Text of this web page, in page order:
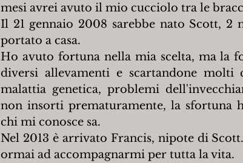
mesi avrei avuto il mio cucciolo tra le
Il 21 gennaio 2008 sarebbe nato Scott, 2
portato a casa.
Ho avuto fortuna nella mia scelta, ma la
diversi allevamenti e scartandone molti
malattia genetica, problemi
non insorti prematuramente, la sfortuna
chi mi conosce sa.
Nel 2013 è arrivato Francis, nipote di
ormai ad accompagnarmi per tutta la vita.